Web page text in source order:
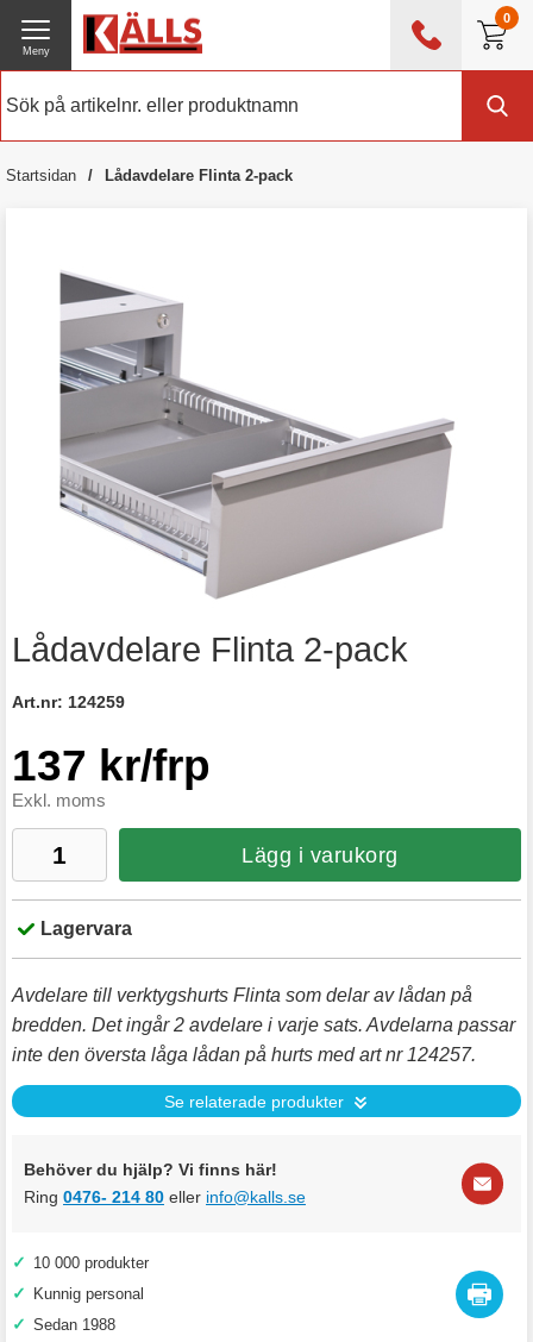
0
0476 - 214 80
Meny
Startsidan Lådavdelare Flinta 2-pack
Lådavdelare Flinta 2-pack
Art.nr: 124259
137 kr/frp
Exkl. moms
Lägg i varukorg
Lagervara
Avdelare till verktygshurts Flinta som delar av lådan på
bredden. Det ingår 2 avdelare i varje sats. Avdelarna passar
inte den översta låga lådan på hurts med art nr 124257.
Se relaterade produkter
Behöver du hjälp? Vi finns här!
Ring 0476- 214 80 eller info@kalls.se
✓ 10 000 produkter
✓ Kunnig personal
✓ Sedan 1988